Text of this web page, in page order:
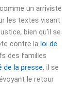
un arriviste
les textes visant
bien qu’il se
contre la loi de
des familles
de la presse, il se
le retour